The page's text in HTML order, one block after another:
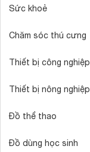
Sức khoẻ
Chăm sóc thú cưng
Thiết bị công nghiệp
Thiết bị nông nghiệp
Đồ thể thao
Đồ dùng học sinh